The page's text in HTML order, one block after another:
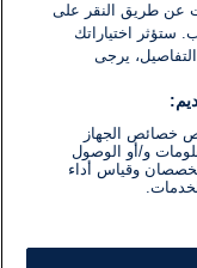
عن طريق النقر على
ستؤثر اختياراتك
يرجى
خصائص الجهاز
و/أو الوصول
وقياس أداء